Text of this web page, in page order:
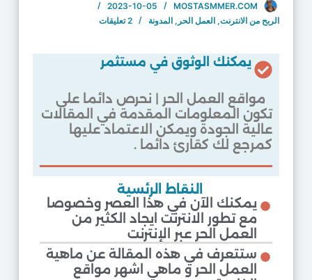
MOSTASMMER.COM
2023-10-05
الربح من الانترنت, العمل الحر , المدونة 2 تعليقات
يمكنك الوثوق في مستثمر
مواقع العمل الحر | نحرص دائما على
تكون المعلومات المقدمة في المقالات
عالية الجودة ويمكن الاعتماد عليها
كمرجع لك كقارئ دائما .
النقاط الرئسية
يمكنك الآن في هذا العصر وخصوصا
مع تطور الانترنت ايجاد الكثير من
العمل الحر عبر الإنترنت
ستتعرف في هذه المقالة عن ماهية
العمل الحر و ماهي اشهر مواقع